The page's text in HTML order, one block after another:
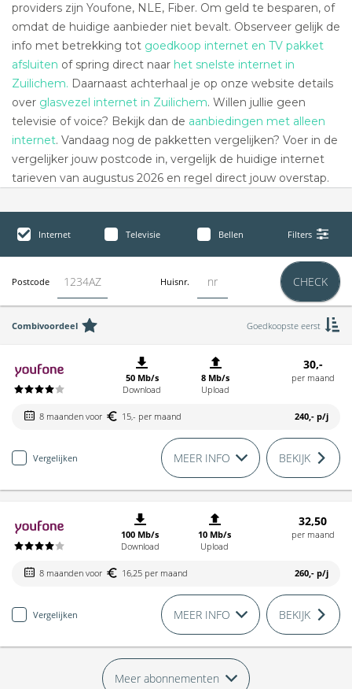
providers zijn Youfone, NLE, Fiber. Om geld te besparen, of
omdat de huidige aanbieder niet bevalt. Observeer gelijk de
info met betrekking tot goedkoop internet en TV pakket
afsluiten of spring direct naar het snelste internet in
Zuilichem. Daarnaast achterhaal je op onze website details
over glasvezel internet in Zuilichem. Willen jullie geen
televisie of voice? Bekijk dan de aanbiedingen met alleen
internet. Vandaag nog de pakketten vergelijken? Voer in de
vergelijker jouw postcode in, vergelijk de huidige internet
tarieven van augustus 2026 en regel direct jouw overstap.
Internet Televisie Bellen Filters
Postcode Huisnr. CHECK
Combivoordeel Goedkoopste eerst
50 Mb/s
Download
8 Mb/s
Upload
30,-
per maand
8 maanden voor 15,- per maand 240,- p/j
Vergelijken MEER INFO BEKIJK
100 Mb/s
Download
10 Mb/s
Upload
32,50
per maand
8 maanden voor 16,25 per maand 260,- p/j
Vergelijken MEER INFO BEKIJK
Meer abonnementen